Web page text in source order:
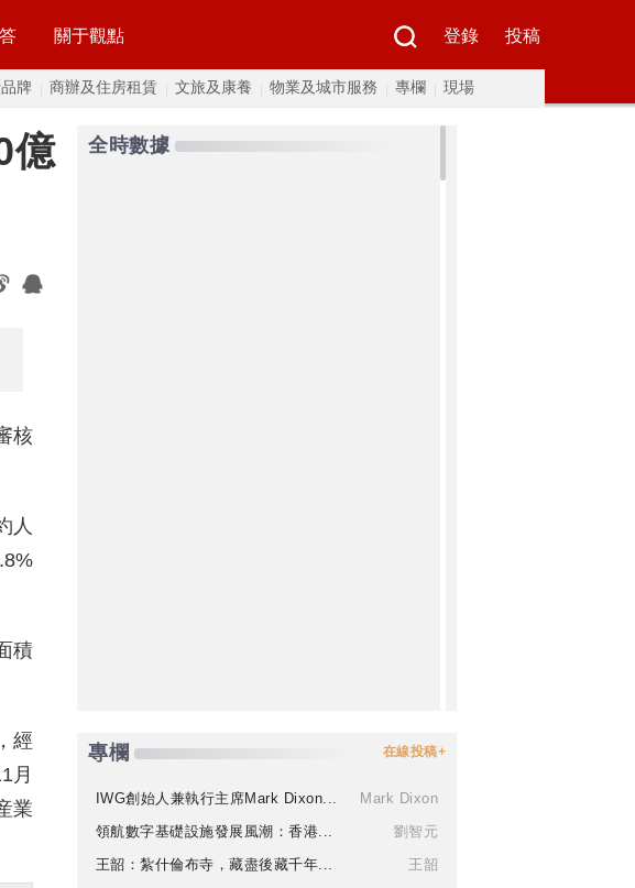
關于觀點 登錄 投稿
牌 商辦及住房租賃 文旅及康養 物業及城市服務 專欄 現場
億
核
人
積
經
月
業
全時數據
專欄 在線投稿+
IWG創始人兼執行主席Mark Dixon...
Mark Dixon
領航數字基礎設施發展風潮：香港...
劉智元
王韶：紮什倫布寺，藏盡後藏千年...
王韶